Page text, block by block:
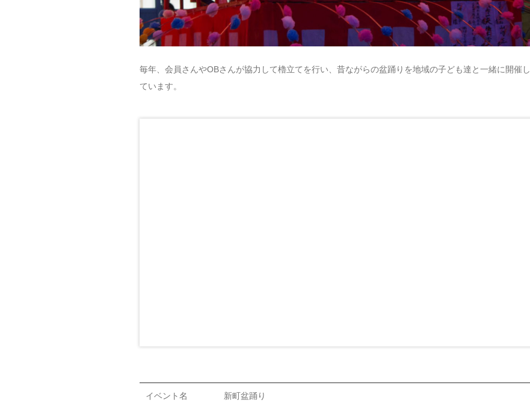
毎年、会員さんやOBさんが協力して櫓立てを行い、昔ながらの盆踊りを地域の子ども達と一緒に開催し
ています。
イベント名 新町盆踊り